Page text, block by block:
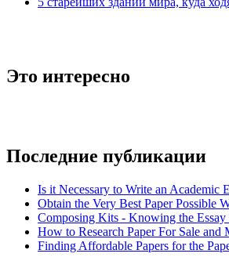
Это интересно
Последние публикации
Is it Necessary to Write an Academic
Obtain the Very Best Paper Possible
Composing Kits - Knowing the Essay
How to Research Paper For Sale and
Finding Affordable Papers for the